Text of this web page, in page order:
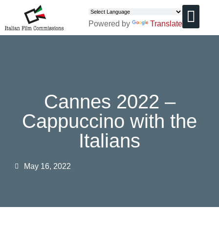
Powered by Translate
Cannes 2022 –
Cappuccino with the
Italians
May 16, 2022